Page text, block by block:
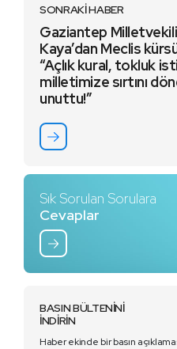
SONRAKİ HABER
Gaziantep
Kaya’dan Meclis
“Açlık kural, tokluk
milletimize sırtını
unuttu!”
Sık Sorulan Sorulara
Cevaplar
BASIN BÜLTENİNİ
İNDİRİN
Haber ekinde bir basın